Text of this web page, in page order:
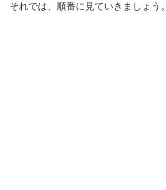
それでは、順番に見ていきましょう。